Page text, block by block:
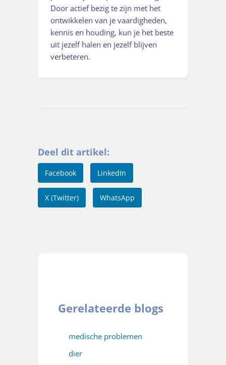
Door actief bezig te zijn met het
ontwikkelen van je vaardigheden,
kennis en houding, kun je het beste
uit jezelf halen en jezelf blijven
verbeteren.
Deel dit artikel:
Facebook LinkedIn
X (Twitter) WhatsApp
Gerelateerde blogs
medische problemen
dier